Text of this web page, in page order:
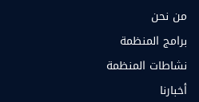
من نحن
برامج المنظمة
نشاطات المنظمة
أخبارنا